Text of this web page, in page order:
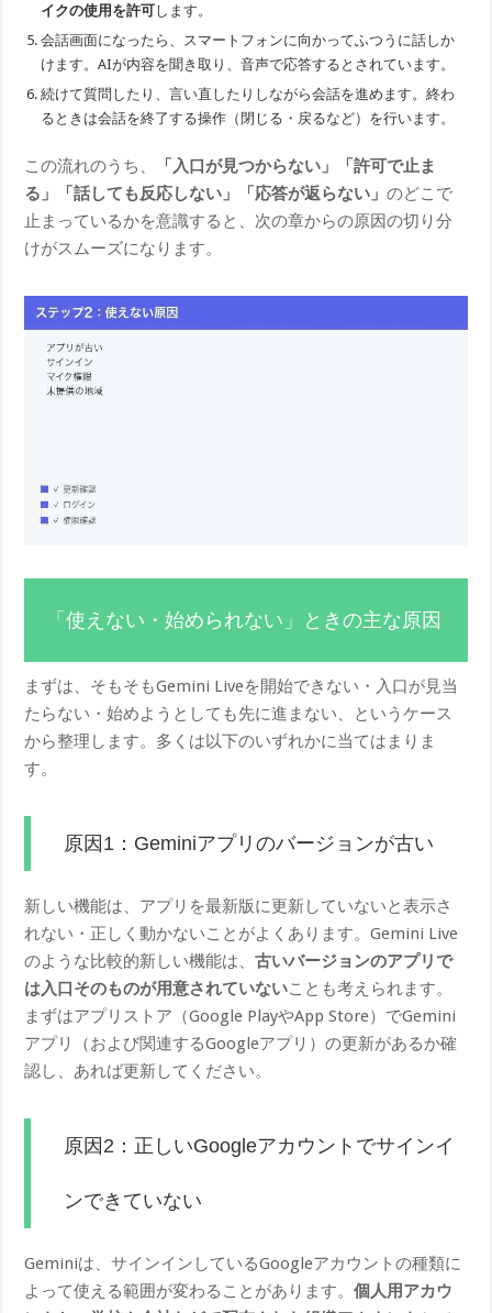
イクの使用を許可します。
会話画面になったら、スマートフォンに向かってふつうに話しか
けます。AIが内容を聞き取り、音声で応答するとされています。
続けて質問したり、言い直したりしながら会話を進めます。終わ
るときは会話を終了する操作（閉じる・戻るなど）を行います。
この流れのうち、
「入口が見つからない」「許可で止ま
る」「話しても反応しない」「応答が返らない」のどこで
止まっているかを意識すると、次の章からの原因の切り分
けがスムーズになります。
「使えない・始められない」ときの主な原因
まずは、そもそもGemini Liveを開始できない・入口が見当
たらない・始めようとしても先に進まない、というケース
から整理します。多くは以下のいずれかに当てはまりま
す。
原因1：Geminiアプリのバージョンが古い
新しい機能は、アプリを最新版に更新していないと表示さ
れない・正しく動かないことがよくあります。Gemini Live
のような比較的新しい機能は、古いバージョンのアプリで
は入口そのものが用意されていないことも考えられます。
まずはアプリストア（Google PlayやApp Store）でGemini
アプリ（および関連するGoogleアプリ）の更新があるか確
認し、あれば更新してください。
原因2：正しいGoogleアカウントでサインイ
ンできていない
Geminiは、サインインしているGoogleアカウントの種類に
よって使える範囲が変わることがあります。個人用アカウ